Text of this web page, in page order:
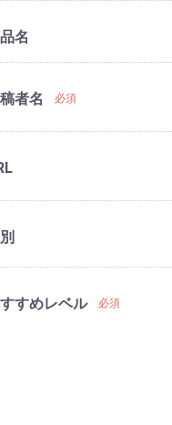
名
者名 必須
すめレベル 必須